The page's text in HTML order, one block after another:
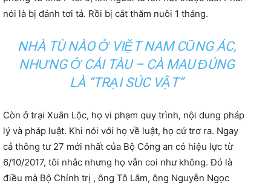
nói là bị đánh tơi tả. Rồi bị cắt thăm nuôi 1 tháng.
NHÀ TÙ NÀO Ở VIỆT NAM CŨNG ÁC,
NHƯNG Ở CÁI TÀU – CÀ MAU ĐÚNG
LÀ “TRẠI SÚC VẬT”
Còn ở trại Xuân Lộc, họ vi phạm quy trình, nội dung pháp
lý và pháp luật. Khi nói với họ về luật, họ cứ trơ ra. Ngay
cả thông tư 27 mới nhất của Bộ Công an có hiệu lực từ
6/10/2017, tôi nhắc nhưng họ vẫn coi như không. Đó là
điều mà Bộ Chính trị , ông Tô Lâm, ông Nguyễn Ngọc